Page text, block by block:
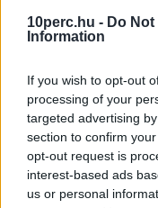
10perc.hu - Do
Information
If you wish to opt-out
processing of your
targeted advertising
section to confirm
opt-out request is
interest-based ads
us or personal
Tarr Zoltán Közmédia